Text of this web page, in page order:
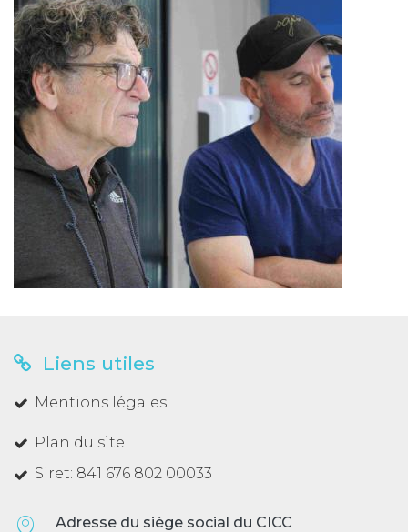
Liens utiles
Mentions légales
Plan du site
Siret: 841 676 802 00033
Adresse du siège social du CICC